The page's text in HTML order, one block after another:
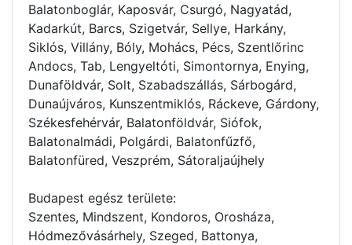
Balatonboglár, Kaposvár, Csurgó, Nagyatád,
Kadarkút, Barcs, Szigetvár, Sellye, Harkány,
Siklós, Villány, Bóly, Mohács, Pécs, Szentlőrinc
Andocs, Tab, Lengyeltóti, Simontornya, Enying,
Dunaföldvár, Solt, Szabadszállás, Sárbogárd,
Dunaújváros, Kunszentmiklós, Ráckeve, Gárdony,
Székesfehérvár, Balatonföldvár, Siófok,
Balatonalmádi, Polgárdi, Balatonfűzfő,
Balatonfüred, Veszprém, Sátoraljaújhely
Budapest egész területe:
Szentes, Mindszent, Kondoros, Orosháza,
Hódmezővásárhely, Szeged, Battonya,